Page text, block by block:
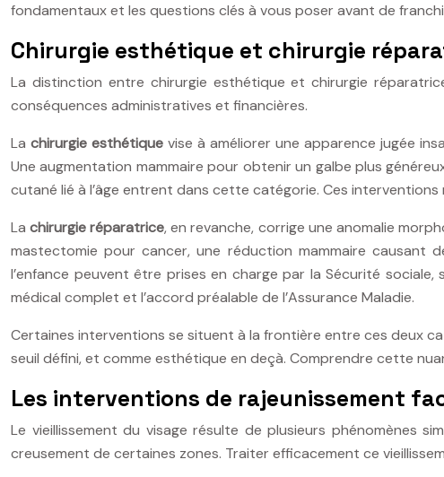
fondamentaux et les questions clés à vous poser avant de
Chirurgie esthétique et chirurgie
La distinction entre chirurgie esthétique et chirurgie
conséquences administratives et financières.
Lachirurgie esthétique vise à améliorer une apparence jugée
Une augmentation mammaire pour obtenir un galbe plus
cutané lié à l’âge entrent dans cette catégorie. Ces
Lachirurgie réparatrice, en revanche, corrige une anomalie
mastectomie pour cancer, une réduction mammaire causant
l’enfance peuvent être prises en charge par la Sécurité
médical complet et l’accord préalable de l’Assurance Maladie.
Certaines interventions se situent à la frontière entre ces deux
seuil défini, et comme esthétique en deçà. Comprendre cette
Les interventions de rajeunissement
Le vieillissement du visage résulte de plusieurs phénomènes
creusement de certaines zones. Traiter efficacement ce